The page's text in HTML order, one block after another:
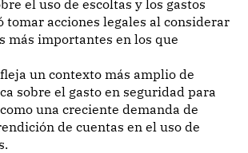
el uso de escoltas y los gastos
tomar acciones legales al considerar
más importantes en los que
un contexto más amplio de
sobre el gasto en seguridad para
una creciente demanda de
de cuentas en el uso de